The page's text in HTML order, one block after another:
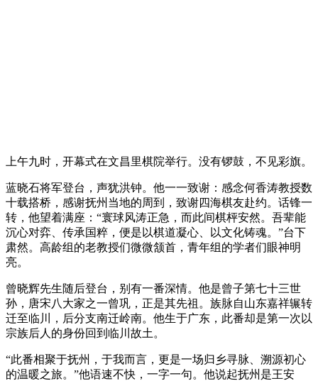
上午九时，开幕式在文昌里棋院举行。没有锣鼓，不见彩旗。
蓝晓石将军登台，声犹洪钟。他一一致谢：感念何香涛教授数
十载搭桥，感谢抚州当地的周到，致谢四海棋友赴约。话锋一
转，他望着满座：“寰球风涛正急，而此间棋枰安然。吾辈能
沉心对弈、传承国粹，便是以棋道凝心、以文化铸魂。”台下
肃然。高龄组的老教授们微微颔首，青年组的学者们眼神明
亮。
曾晓辉先生随后登台，别有一番深情。他是曾子第七十三世
孙，唐宋八大家之一曾巩，正是其先祖。族脉自山东嘉祥辗转
迁至临川
，后分支南迁岭南。他生于广东，此番却是第一次以
宗族后人的身份回到临川故土。
“此番相聚于抚州，于我而言，更是一场归乡寻脉、溯源初心
的温暖之旅。”他语速不快，一字一句。他说起抚州是王安